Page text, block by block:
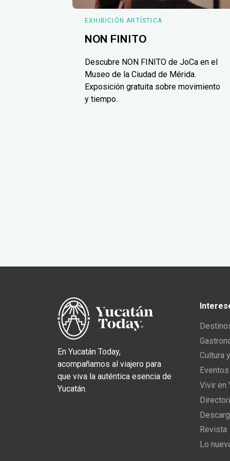
EXHIBICIÓN ARTÍSTICA
NON FINITO
Descubre NON FINITO de JoCa en el
Museo de la Ciudad de Mérida.
Exposición gratuita sobre movimiento
y tiempo.
En Yucatán Today,
acompañamos al viajero para
que viva la auténtica esencia de
Yucatán.
Cultura
Vivir en
Revista
Lo